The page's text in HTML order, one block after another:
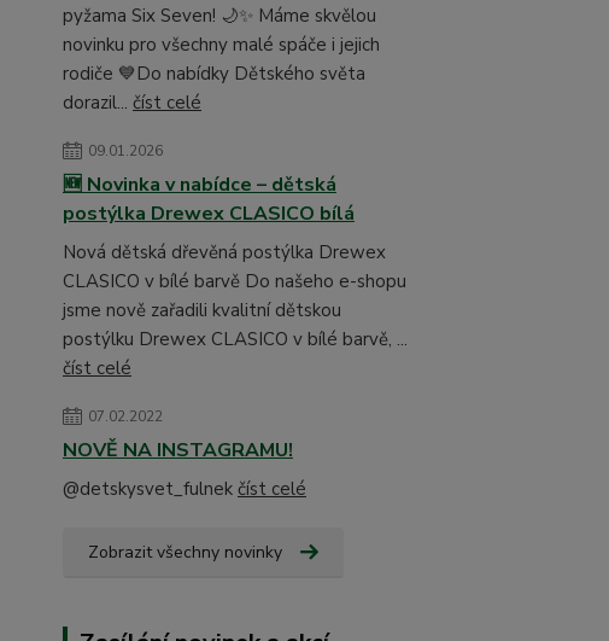
pyžama Six Seven! 🌙✨ Máme skvělou
novinku pro všechny malé spáče i jejich
rodiče 💙Do nabídky Dětského světa
dorazil... číst celé
09.01.2026
🆕 Novinka v nabídce – dětská
postýlka Drewex CLASICO bílá
Nová dětská dřevěná postýlka Drewex
CLASICO v bílé barvě Do našeho e-shopu
jsme nově zařadili kvalitní dětskou
postýlku Drewex CLASICO v bílé barvě, ...
číst celé
07.02.2022
NOVĚ NA INSTAGRAMU!
@detskysvet_fulnek číst celé
Zobrazit všechny novinky